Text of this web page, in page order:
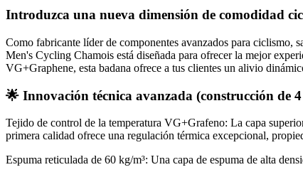
Introduzca una nueva dimensión de comodidad
Como fabricante líder de componentes avanzados para
Men's Cycling Chamois está diseñada para ofrecer la mejor
VG+Graphene, esta badana ofrece a tus clientes un alivio
🌟 Innovación técnica avanzada (construcción de 4
Tejido de control de la temperatura VG+Grafeno: La capa
primera calidad ofrece una regulación térmica excepcional,
Espuma reticulada de 60 kg/m³: Una capa de espuma de alta